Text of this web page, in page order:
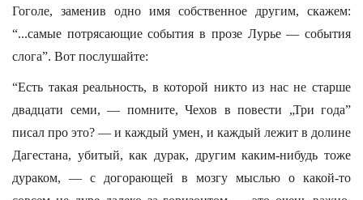
Гоголе, заменив одно имя собственное другим, скажем:
“...самые потрясающие события в прозе Лурье — события
слога”. Вот послушайте:
“Есть такая реальность, в которой никто из нас не старше
двадцати семи, — помните, Чехов в повести „Три года”
писал про это? — и каждый умен, и каждый лежит в долине
Дагестана, убитый, как дурак, другим каким-нибудь тоже
дураком, — с догорающей в мозгу мыслью о какой-то